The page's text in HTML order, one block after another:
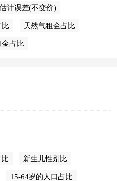
计误差(不变价)
比 天然气租金占比
金占比
新生儿性别比
15-64岁的人口占比